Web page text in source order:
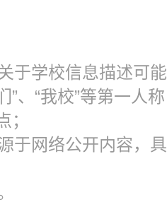
于学校信息描述可能
”、“我校”等第一人称
于网络公开内容，具